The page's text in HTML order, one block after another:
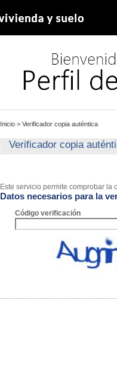
Inicio > Verificador copia auténtica
Verificador copia
Este servicio permite comprobar
Datos necesarios para la
Código verificación